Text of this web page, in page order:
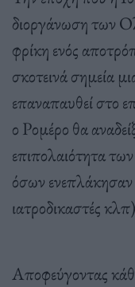
διοργάνωση των
φρίκη ενός
σκοτεινά σημεία
επαναπαυθεί στο
ο Ρομέρο θα
επιπολαιότητα
όσων ενεπλάκησαν
ιατροδικαστές
Αποφεύγοντας